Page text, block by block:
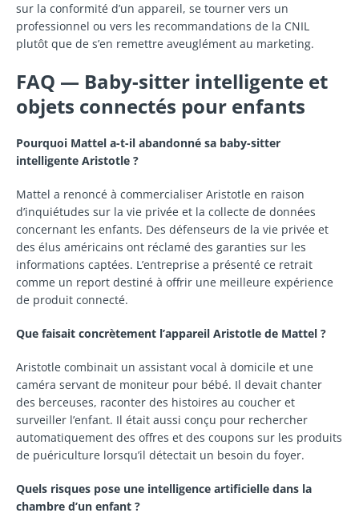
sur la conformité d’un appareil, se tourner vers un
professionnel ou vers les recommandations de la CNIL
plutôt que de s’en remettre aveuglément au marketing.
FAQ — Baby-sitter intelligente et
objets connectés pour enfants
Pourquoi Mattel a-t-il abandonné sa baby-sitter
intelligente Aristotle ?
Mattel a renoncé à commercialiser Aristotle en raison
d’inquiétudes sur la vie privée et la collecte de données
concernant les enfants. Des défenseurs de la vie privée et
des élus américains ont réclamé des garanties sur les
informations captées. L’entreprise a présenté ce retrait
comme un report destiné à offrir une meilleure expérience
de produit connecté.
Que faisait concrètement l’appareil Aristotle de Mattel ?
Aristotle combinait un assistant vocal à domicile et une
caméra servant de moniteur pour bébé. Il devait chanter
des berceuses, raconter des histoires au coucher et
surveiller l’enfant. Il était aussi conçu pour rechercher
automatiquement des offres et des coupons sur les produits
de puériculture lorsqu’il détectait un besoin du foyer.
Quels risques pose une intelligence artificielle dans la
chambre d’un enfant ?